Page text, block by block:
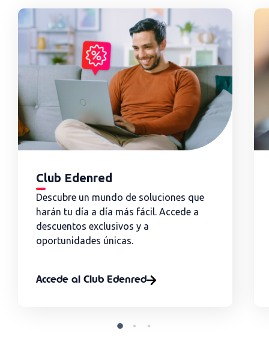
Club Edenred
Descubre un mundo de soluciones que
harán tu día a día más fácil. Accede a
descuentos exclusivos y a
oportunidades únicas.
Accede al Club Edenred